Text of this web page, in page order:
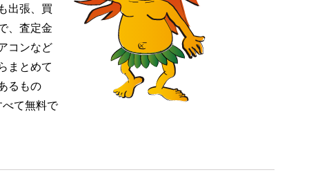
出張、買
、査定金
コンなど
まとめて
るもの
て無料で